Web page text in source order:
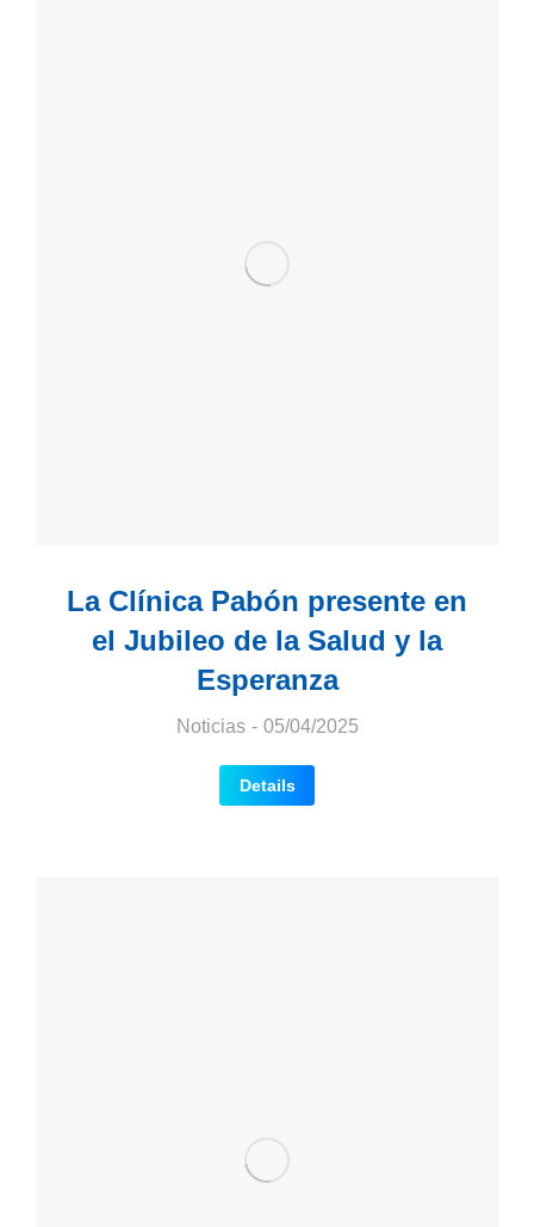
La Clínica Pabón presente en
el Jubileo de la Salud y la
Esperanza
Noticias 05/04/2025
Details